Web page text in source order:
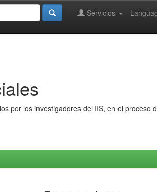
Servicios
por los investigadores del IIS, en el proceso